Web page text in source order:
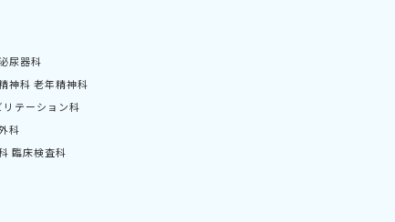
尿器科
神科 老年精神科
テーション科
科
臨床検査科